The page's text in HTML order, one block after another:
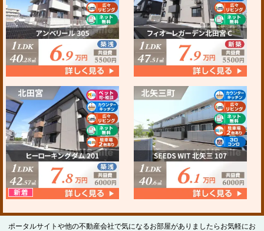
ポータルサイトや他の不動産会社で気になるお部屋がありましたらお気軽にお